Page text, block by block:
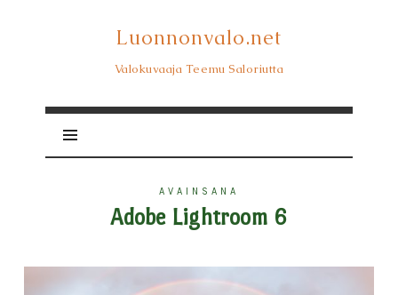
Luonnonvalo.net
Luonnonvalo.net
Valokuvaaja Teemu Saloriutta
AVAINSANA
Adobe Lightroom 6